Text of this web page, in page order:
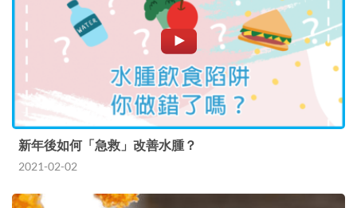
新年後如何「急救」改善水腫？
2021-02-02